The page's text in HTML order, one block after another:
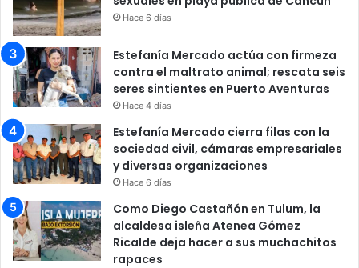
Hace 6 días
Estefanía Mercado actúa con firmeza
contra el maltrato animal; rescata seis
seres sintientes en Puerto Aventuras
Hace 4 días
Estefanía Mercado cierra filas con la
sociedad civil, cámaras empresariales
y diversas organizaciones
Hace 6 días
Como Diego Castañón en Tulum, la
alcaldesa isleña Atenea Gómez
Ricalde deja hacer a sus muchachitos
rapaces